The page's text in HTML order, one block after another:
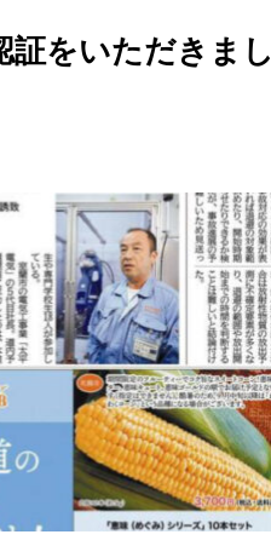
証をいただきまし